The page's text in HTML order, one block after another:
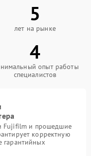
5
лет на рынке
4
опыт работы
специалистов
Fujifilm и прошедшие
корректную
гарантийных